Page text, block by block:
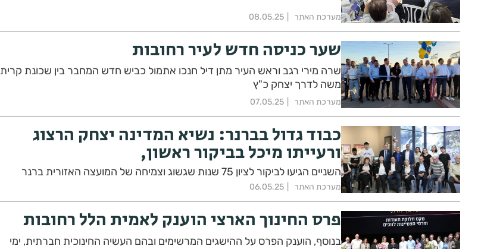
מערכת האתר 08.05.25
שער כניסה חדש לעיר רחובות
שרה מירי רגב וראש העיר מתן דיל חנכו אתמול כביש חדש המחבר בין שכונת קרית
משה לדרך יצחק כ"ץ
מערכת האתר 07.05.25
כבוד גדול בברנר: נשיא המדינה יצחק הרצוג
ורעייתו מיכל בביקור ראשון,
השניים הגיעו לביקור לציון 75 שנות שגשוג וצמיחה של המועצה האזורית ברנר
מערכת האתר 06.05.25
פרס החינוך הארצי הוענק לאמית הלל רחובות
בנוסף, הוענק הפרס על ההישגים המרשימים ובהם העשיה החינוכית חברתית, ימי